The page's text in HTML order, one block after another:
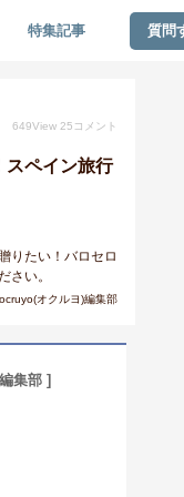
特集記事 質問
649View 25 コメント
スペイン旅行
りたい！バロセロ
さい。
ocruyo(オクルヨ)編集部
集部 ]